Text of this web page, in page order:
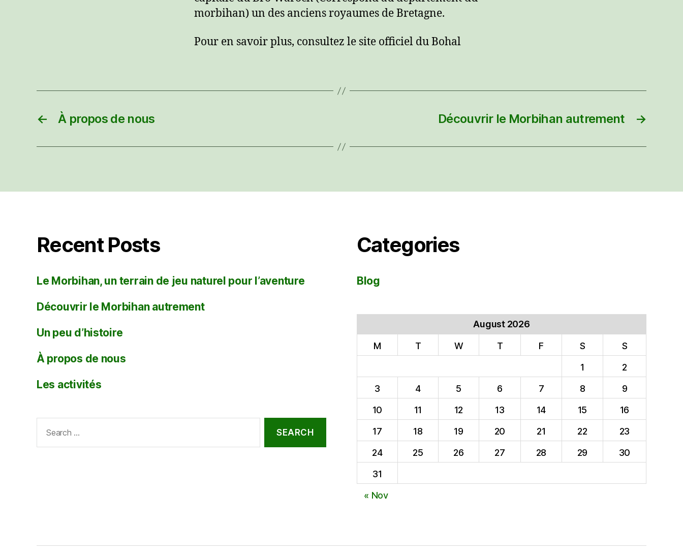
morbihan) un des anciens royaumes de Bretagne.
Pour en savoir plus, consultez le site officiel du Bohal
← À propos de nous →
Découvrir le Morbihan autrement
Recent Posts
Le Morbihan, un terrain de jeu naturel pour l’aventure
Découvrir le Morbihan autrement
Un peu d’histoire
À propos de nous
Les activités
for:
Categories
Blog
August 2026
M T W T F S
S
1
2
3
4 5 6 7 8
9
10
11 12 13 14 15
16
17
18 19 20 21 22
23
24
25 26 27 28 29
30
31
« Nov